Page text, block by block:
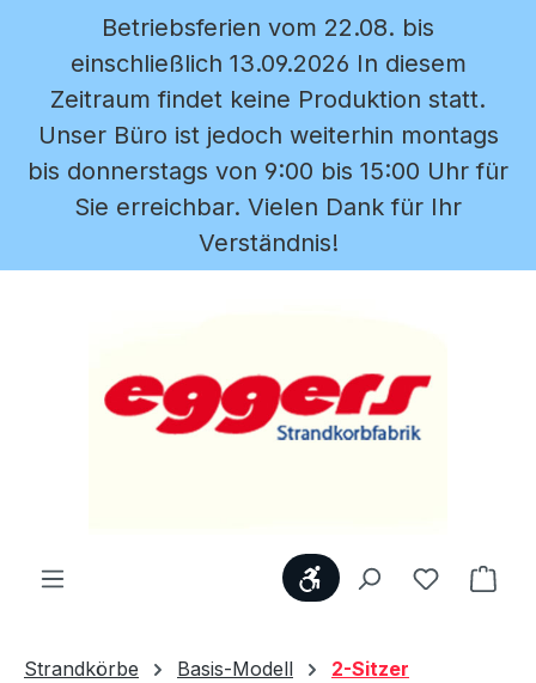
Zum Hauptinhalt springen
Betriebsferien vom 22.08. bis
einschließlich 13.09.2026 In diesem
Zeitraum findet keine Produktion statt.
Unser Büro ist jedoch weiterhin montags
bis donnerstags von 9:00 bis 15:00 Uhr für
Sie erreichbar. Vielen Dank für Ihr
Verständnis!
WerkzeugleisteDu hast 0
Strandkörbe Basis-Modell 2-Sitzer